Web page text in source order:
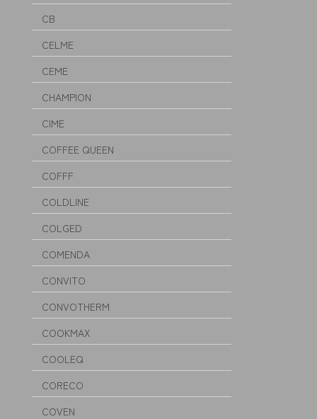
CB
CELME
CEME
CHAMPION
CIME
COFFEE QUEEN
COFFF
COLDLINE
COLGED
COMENDA
CONVITO
CONVOTHERM
COOKMAX
COOLEQ
CORECO
COVEN